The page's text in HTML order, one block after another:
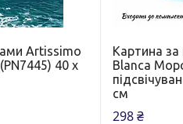
Artissimo
40 х
Картина
Blanca
см
298 ₴